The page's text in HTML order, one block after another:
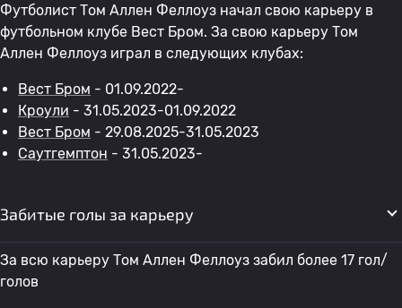
Футболист Том Аллен Феллоуз начал свою карьеру в
футбольном клубе Вест Бром. За свою карьеру Том
Аллен Феллоуз играл в следующих клубах:
Вест Бром - 01.09.2022-
Кроули - 31.05.2023-01.09.2022
Вест Бром - 29.08.2025-31.05.2023
Саутгемптон - 31.05.2023-
Забитые голы за карьеру
За всю карьеру Том Аллен Феллоуз забил более 17 гол/
голов